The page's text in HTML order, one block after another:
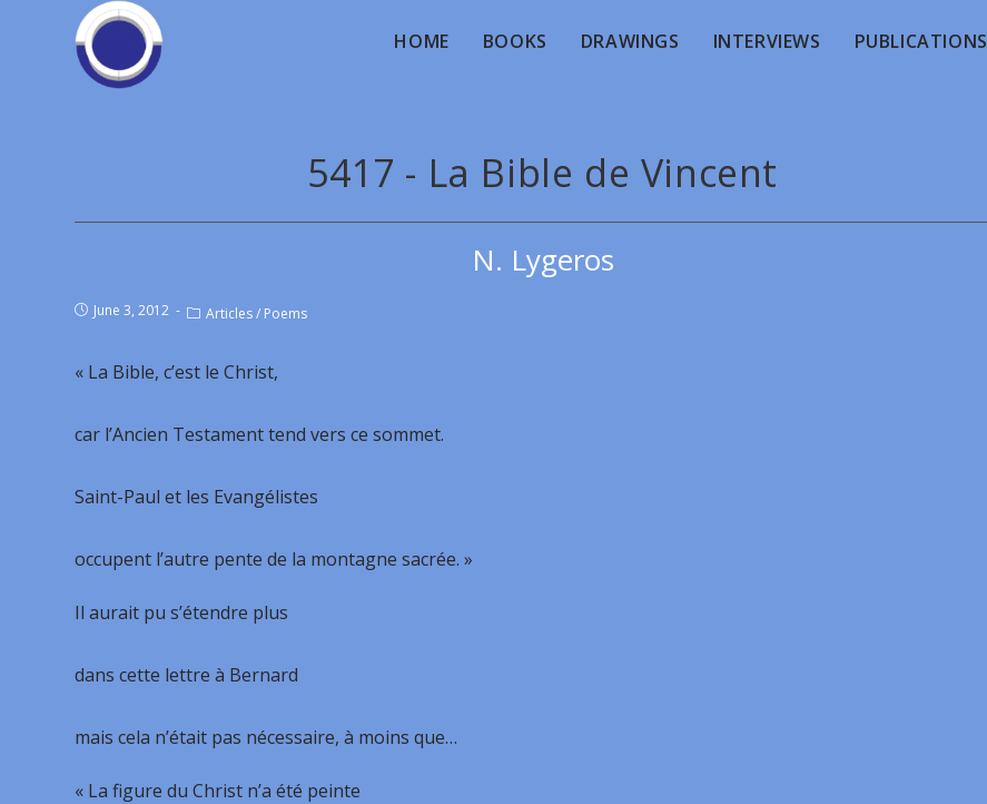
HOME BOOKS DRAWINGS INTERVIEWS PUBLICATIONS
5417 - La Bible de Vincent
N. Lygeros
June 3, 2012 Articles/ Poems
« La Bible, c’est le Christ,
car l’Ancien Testament tend vers ce sommet.
Saint-Paul et les Evangélistes
occupent l’autre pente de la montagne sacrée. »
Il aurait pu s’étendre plus
dans cette lettre à Bernard
mais cela n’était pas nécessaire, à moins que…
« La figure du Christ n’a été peinte